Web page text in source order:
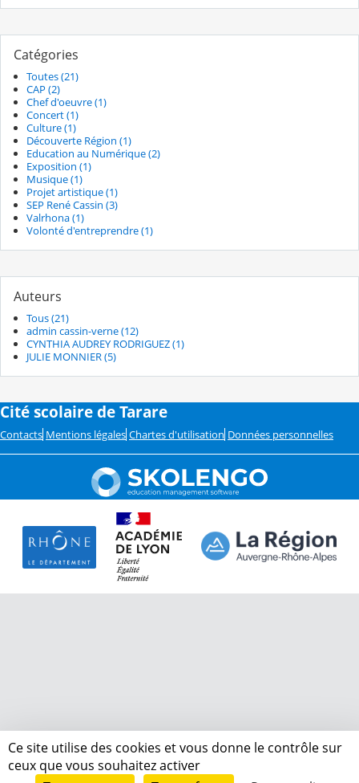
Catégories
Toutes (21)
CAP (2)
Chef d'oeuvre (1)
Concert (1)
Culture (1)
Découverte Région (1)
Education au Numérique (2)
Exposition (1)
Musique (1)
Projet artistique (1)
SEP René Cassin (3)
Valrhona (1)
Volonté d'entreprendre (1)
Auteurs
Tous (21)
admin cassin-verne (12)
CYNTHIA AUDREY RODRIGUEZ (1)
JULIE MONNIER (5)
Cité scolaire de Tarare
Contacts Mentions légales Chartes d'utilisation Données personnelles
Ce site utilise des cookies et vous donne le contrôle sur
ceux que vous souhaitez activer